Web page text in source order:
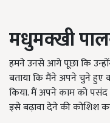
मधुमक्खी
हमने उनसे आगे पूछा कि
बताया कि मैंने अपने चुने हुए
किया. मैं अपने काम को
इसे बढ़ावा देने की कोशिश